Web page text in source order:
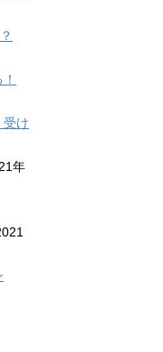
受け
年